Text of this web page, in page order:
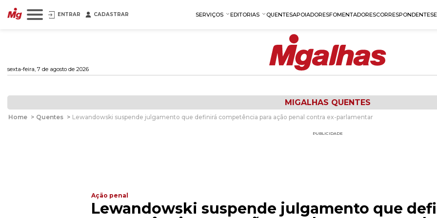
ENTRAR CADASTRAR SERVIÇOS EDITORIAS QUENTESAPOIADORESFOMENTADORESCORRESPONDENTES
sexta-feira, 7 de agosto de 2026
MIGALHAS QUENTES
Home > Quentes > Lewandowski suspende julgamento que definirá competência para ação penal contra ex-parlamentar
PUBLICIDADE
Ação penal
Lewandowski suspende julgamento que